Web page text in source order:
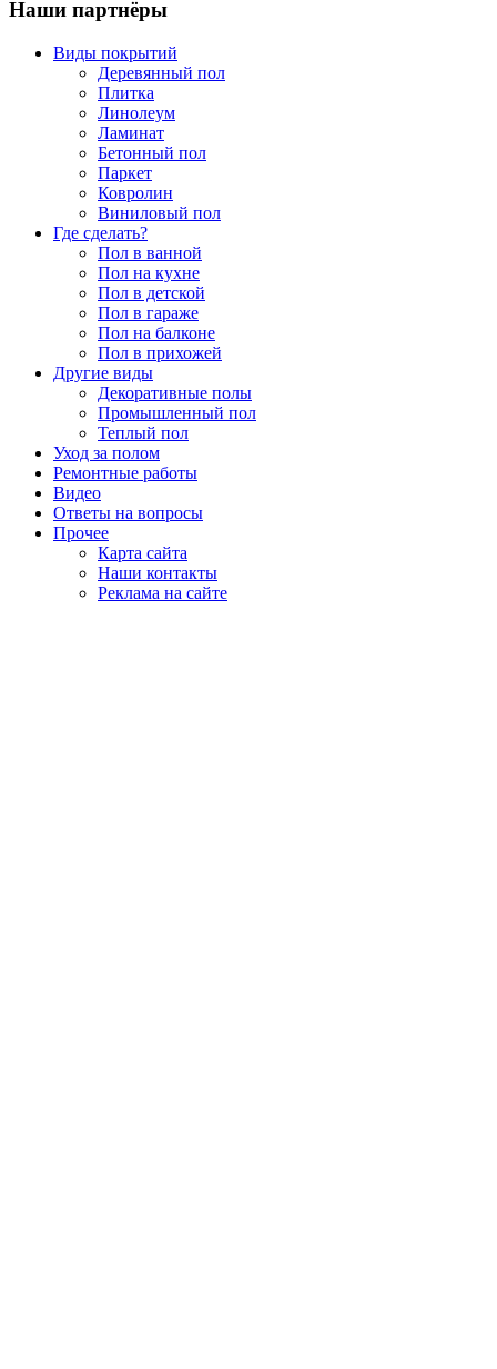
Наши партнёры
Виды покрытий
Деревянный пол
Плитка
Линолеум
Ламинат
Бетонный пол
Паркет
Ковролин
Виниловый пол
Где сделать?
Пол в ванной
Пол на кухне
Пол в детской
Пол в гараже
Пол на балконе
Пол в прихожей
Другие виды
Декоративные полы
Промышленный пол
Теплый пол
Уход за полом
Ремонтные работы
Видео
Ответы на вопросы
Прочее
Карта сайта
Наши контакты
Реклама на сайте